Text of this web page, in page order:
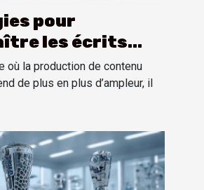
pour
les écrits
sans logiciel
où la production de contenu
de plus en plus d’ampleur, il